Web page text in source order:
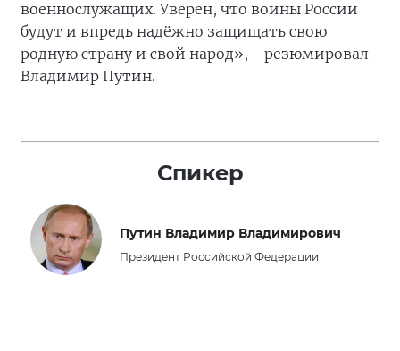
военнослужащих. Уверен, что воины России
будут и впредь надёжно защищать свою
родную страну и свой народ», - резюмировал
Владимир Путин.
Спикер
Путин Владимир Владимирович
Президент Российской Федерации